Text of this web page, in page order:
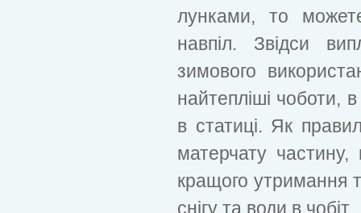
лунками, то
навпіл. Звідси
зимового
найтепліші чоботи,
в статиці. Як
матерчату
кращого утримання
снігу та води в чобіт.